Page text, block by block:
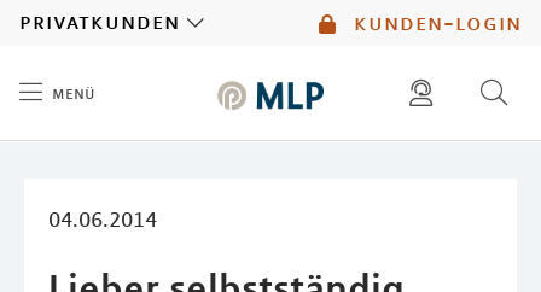
kunden-login
privatkunden
menü
04.06.2014